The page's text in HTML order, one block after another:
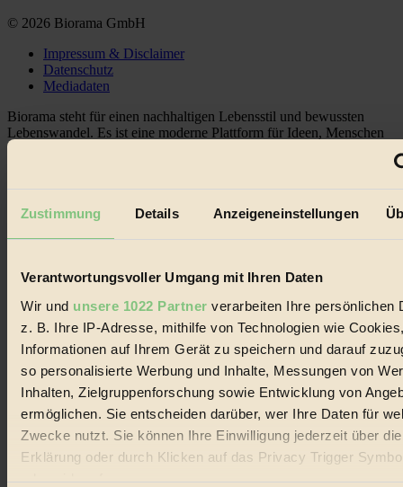
Zustimmung Details Anzeigeneinstellungen
Verantwortungsvoller Umgang mit Ihren Daten
Wir und unsere 1022 Partner verarbeiten Ihre persönlichen
z. B. Ihre IP-Adresse, mithilfe von Technologien wie
Informationen auf Ihrem Gerät zu speichern und darauf
so personalisierte Werbung und Inhalte, Messungen von
Inhalten, Zielgruppenforschung sowie Entwicklung von
ermöglichen. Sie entscheiden darüber, wer Ihre Daten für
Zwecke nutzt. Sie können Ihre Einwilligung jederzeit über
Erklärung oder durch Klicken auf das Privacy Trigger
oder widerrufen
© 2026 Biorama GmbH
Impressum & Disclaimer
Datenschutz
Mediadaten
Biorama steht für einen nachhaltigen Lebensstil und bewussten
Lebenswandel. Es ist eine moderne Plattform für Ideen, Menschen
und Produkte, ein Leitfaden im schnell wachsenden Markt des
Social Media
3.415 Follower auf Twitter
Themen
Bio
Nachhaltigkeit